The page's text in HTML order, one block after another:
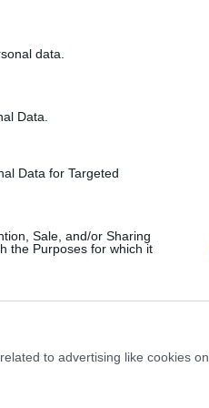
data.
Data.
Data for Targeted
Sale, and/or Sharing
the Purposes for which it
to advertising like cookies on
és az
Győrben,
bemutatva
eredményeket - áll